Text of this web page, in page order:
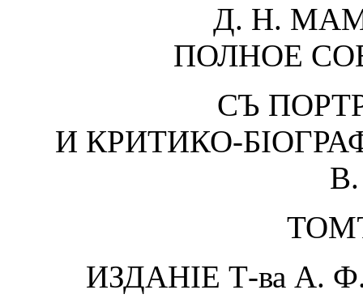
Д. Н.
ПОЛНОЕ
СЪ
И КРИТИКО-
ИЗДАНІЕ Т-ва А.